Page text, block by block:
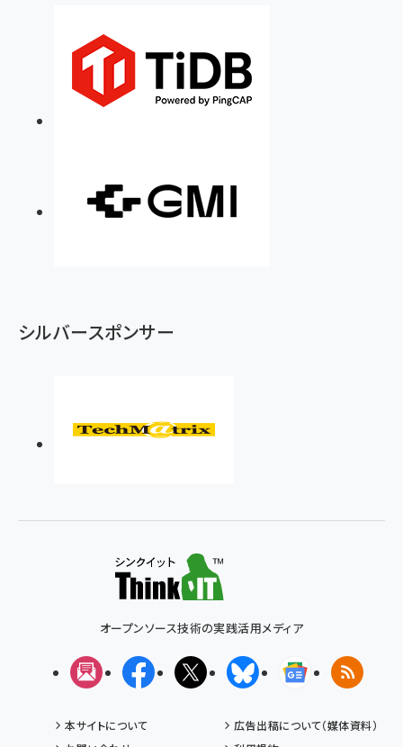
シルバースポンサー
オープンソース技術の実践活用メディア
メルマガFacebookX(エックス)BlueskyGoogleニュ
RSS
本サイトについて
広告出稿について（媒体資料）